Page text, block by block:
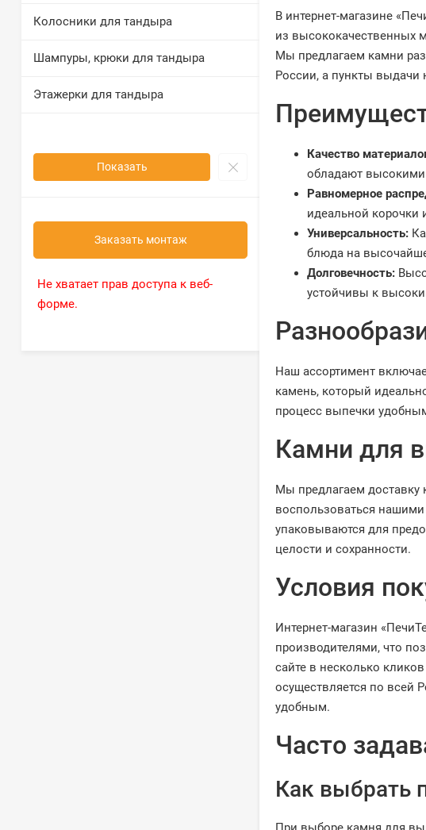
Колосники для тандыра
Шампуры, крюки для тандыра
Этажерки для тандыра
Показать
Заказать монтаж
Не хватает прав доступа к веб-
форме.
В интернет-магазине
из высококачественных
Мы предлагаем камни
России, а пункты выдачи
Качество
обладают высокими
Равномерное
идеальной корочки
Универсальность:
блюда на
Долговечность:
устойчивы к
Наш ассортимент
камень, который
процесс выпечки
Камни для
Мы предлагаем доставку
воспользоваться
упаковываются для
целости и сохранности.
Условия
Интернет-магазин
производителями, что
сайте в несколько
осуществляется по всей
удобным.
Часто
Как выбрать